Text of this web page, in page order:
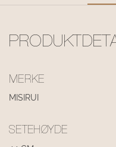
MERKE
MISIRUI
SETEHØYDE